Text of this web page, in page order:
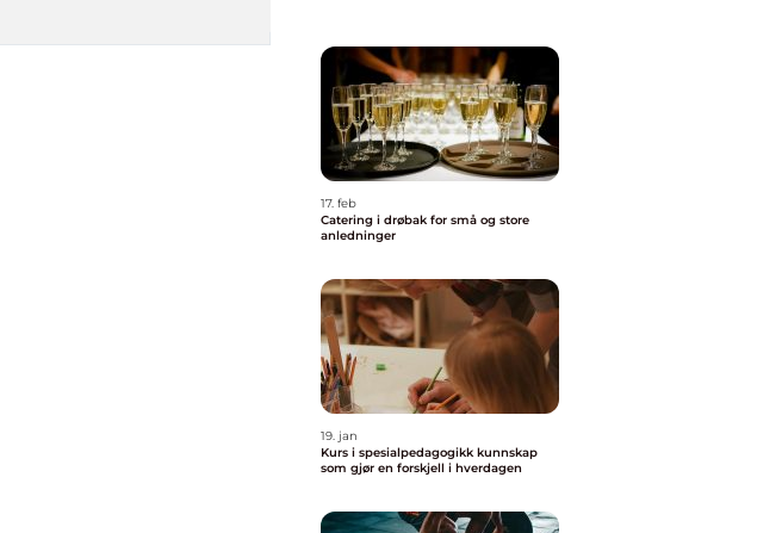
17. feb
Catering i drøbak for små og store
anledninger
19. jan
Kurs i spesialpedagogikk kunnskap
som gjør en forskjell i hverdagen